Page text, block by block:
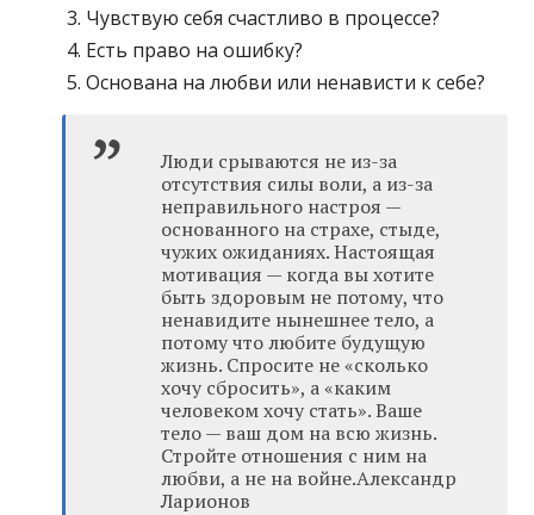
Чувствую себя счастливо в процессе?
Есть право на ошибку?
Основана на любви или ненависти к себе?
Люди срываются не из-за
отсутствия силы воли, а из-за
неправильного настроя —
основанного на страхе, стыде,
чужих ожиданиях. Настоящая
мотивация — когда вы хотите
быть здоровым не потому, что
ненавидите нынешнее тело, а
потому что любите будущую
жизнь. Спросите не «сколько
хочу сбросить», а «каким
человеком хочу стать». Ваше
тело — ваш дом на всю жизнь.
Стройте отношения с ним на
любви, а не на войне.Александр
Ларионов